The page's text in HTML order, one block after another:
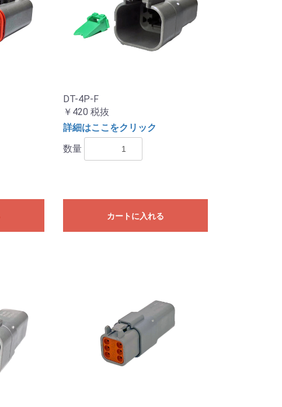
DT-4P-F
￥420 税抜
詳細はここをクリック
数量
カートに入れる